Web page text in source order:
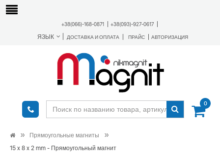
+38(066)-168-0871 +38(093)-927-0617
ЯЗЫК ДОСТАВКА И ОПЛАТА ПРАЙС АВТОРИЗАЦИЯ
0
Прямоугольные магниты
15 x 8 x 2 mm - Прямоугольный магнит